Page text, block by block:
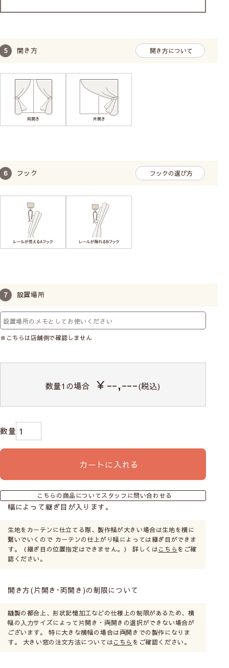
開き方 開き方について
フック フックの選び方
設置場所
※こちらは店舗側で確認しません
数量1の場合 ￥--,---(税込)
カートに入れる
こちらの商品についてスタッフに問い合わせる
幅によって継ぎ目が入ります。
生地をカーテンに仕立てる際、製作幅が大きい場合は生地を横に
繋いでいくので カーテンの仕上がり幅によっては継ぎ目ができま
す。（継ぎ目の位置指定はできません。） 詳しくはこちら をご確
認ください。
開き方(片開き･両開き)の制限について
縫製の都合上、形状記憶加工などの仕様上の制限があるため、横
幅の入力サイズによって片開き・両開きの選択ができない場合が
ございます。 特に大きな横幅の場合は両開きでの製作になりま
す。 大きい窓の注文方法についてはこちら をご確認ください。